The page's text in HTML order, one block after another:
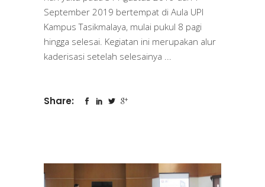
September 2019 bertempat di Aula UPI
Kampus Tasikmalaya, mulai pukul 8 pagi
hingga selesai. Kegiatan ini merupakan alur
kaderisasi setelah selesainya
Share: